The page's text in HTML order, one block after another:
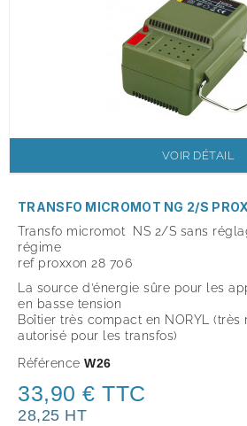
VOIR DÉTAIL
TRANSFO MICROMOT NG 2/S
Transfo micromot NS 2/S sans
régime
ref proxxon 28 706
La source d’énergie sûre pour les
en basse tension
Boîtier très compact en NORYL (très
autorisé pour les transfos)
Référence W26
33,90 € TTC
28,25 HT